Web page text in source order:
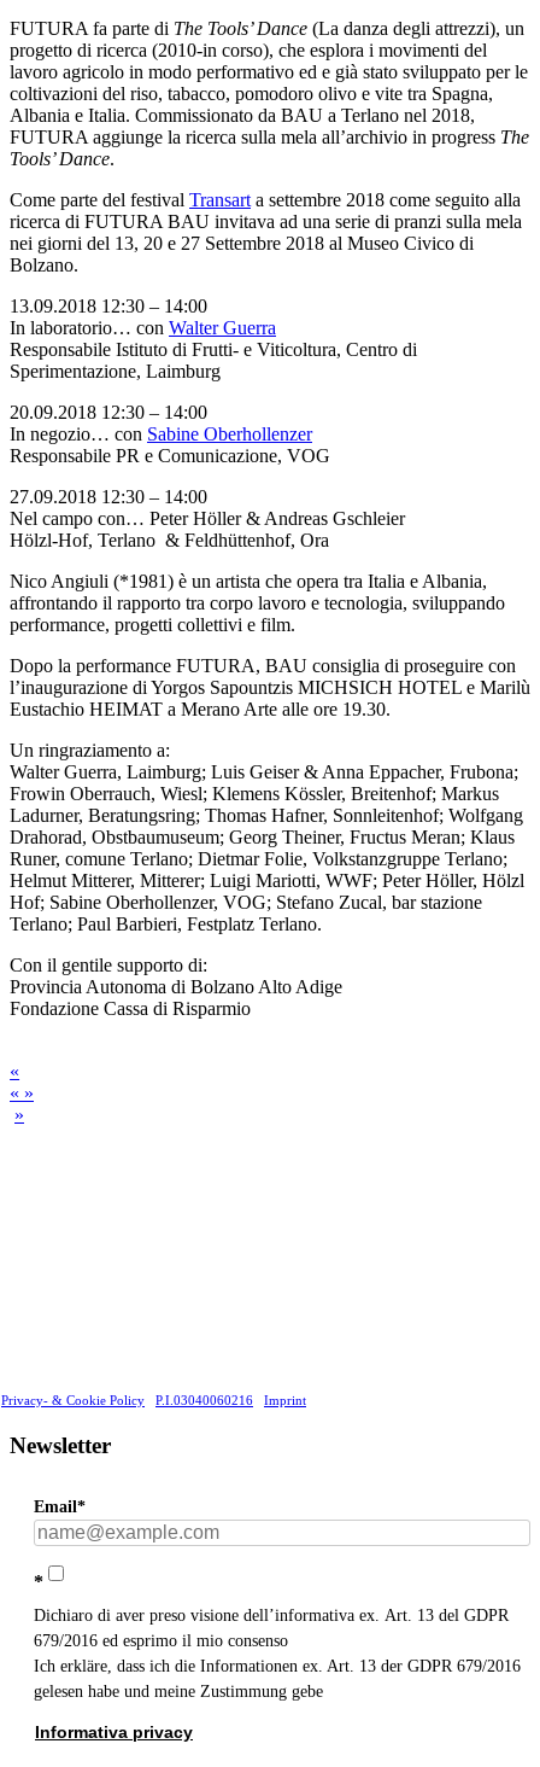
FUTURA fa parte di The Tools’ Dance (La danza degli attrezzi), un
progetto di ricerca (2010-in corso), che esplora i movimenti del
lavoro agricolo in modo performativo ed e già stato sviluppato per le
coltivazioni del riso, tabacco, pomodoro olivo e vite tra Spagna,
Albania e Italia. Commissionato da BAU a Terlano nel 2018,
FUTURA aggiunge la ricerca sulla mela all’archivio in progress The
Tools’ Dance.
Come parte del festival Transart a settembre 2018 come seguito alla
ricerca di FUTURA BAU invitava ad una serie di pranzi sulla mela
nei giorni del 13, 20 e 27 Settembre 2018 al Museo Civico di
Bolzano.
13.09.2018 12:30 – 14:00
In laboratorio… con Walter Guerra
Responsabile Istituto di Frutti- e Viticoltura, Centro di
Sperimentazione, Laimburg
20.09.2018 12:30 – 14:00
In negozio… con Sabine Oberhollenzer
Responsabile PR e Comunicazione, VOG
27.09.2018 12:30 – 14:00
Nel campo con… Peter Höller & Andreas Gschleier
Hölzl-Hof, Terlano & Feldhüttenhof, Ora
Nico Angiuli (*1981) è un artista che opera tra Italia e Albania,
affrontando il rapporto tra corpo lavoro e tecnologia, sviluppando
performance, progetti collettivi e film.
Dopo la performance FUTURA, BAU consiglia di proseguire con
l’inaugurazione di Yorgos Sapountzis MICHSICH HOTEL e Marilù
Eustachio HEIMAT a Merano Arte alle ore 19.30.
Un ringraziamento a:
Walter Guerra, Laimburg; Luis Geiser & Anna Eppacher, Frubona;
Frowin Oberrauch, Wiesl; Klemens Kössler, Breitenhof; Markus
Ladurner, Beratungsring; Thomas Hafner, Sonnleitenhof; Wolfgang
Drahorad, Obstbaumuseum; Georg Theiner, Fructus Meran; Klaus
Runer, comune Terlano; Dietmar Folie, Volkstanzgruppe Terlano;
Helmut Mitterer, Mitterer; Luigi Mariotti, WWF; Peter Höller, Hölzl
Hof; Sabine Oberhollenzer, VOG; Stefano Zucal, bar stazione
Terlano; Paul Barbieri, Festplatz Terlano.
Con il gentile supporto di:
Provincia Autonoma di Bolzano Alto Adige
Fondazione Cassa di Risparmio
«
« »
»
Privacy- & Cookie Policy P.I.03040060216 Imprint
Newsletter
Email*
*
Dichiaro di aver preso visione dell’informativa ex. Art. 13 del GDPR
679/2016 ed esprimo il mio consenso
Ich erkläre, dass ich die Informationen ex. Art. 13 der GDPR 679/2016
gelesen habe und meine Zustimmung gebe
Informativa privacy